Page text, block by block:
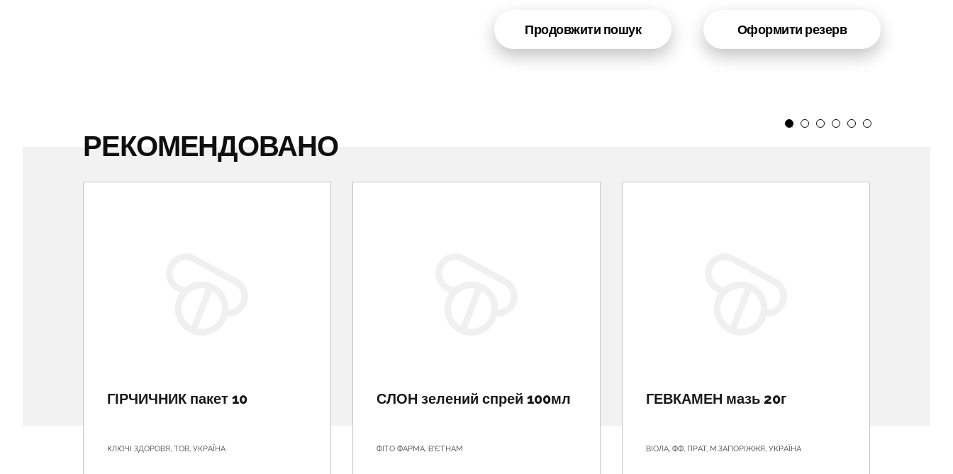
Продовжити пошук Оформити резерв
РЕКОМЕНДОВАНО
ГІРЧИЧНИК пакет 10
КЛЮЧІ ЗДОРОВЯ, ТОВ, УКРАЇНА
СЛОН зелений спрей 100мл
ФІТО ФАРМА, В'ЄТНАМ
ГЕВКАМЕН мазь 20г
ВІОЛА, ФФ, ПРАТ, М.ЗАПОРІЖЖЯ, УКРАЇНА